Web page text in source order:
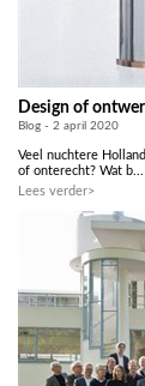
Design of
Blog - 2 april 2020
Veel nuchtere
of onterecht? Wat b...
Lees verder>